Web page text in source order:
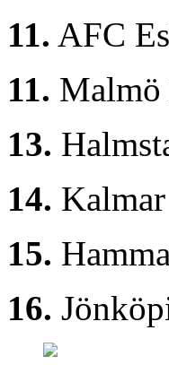
11. AFC
11. Malmö
13.
14.
15.
16.